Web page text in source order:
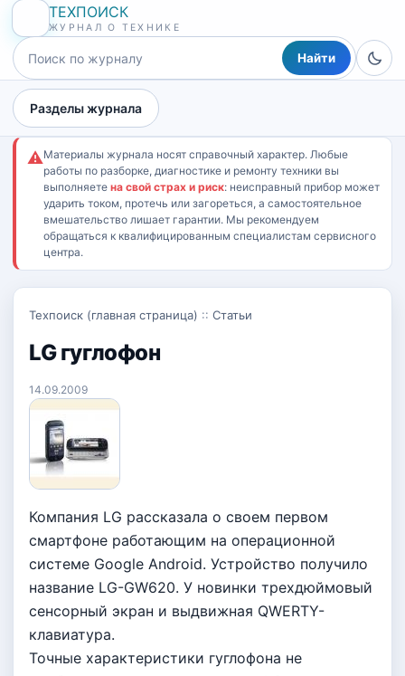
ТЕХПОИСК
ЖУРНАЛ О ТЕХНИКЕ
Найти
Разделы журнала
⚠Материалы журнала носят справочный характер. Любые
работы по разборке, диагностике и ремонту техники вы
выполняете на свой страх и риск: неисправный прибор может
ударить током, протечь или загореться, а самостоятельное
вмешательство лишает гарантии. Мы рекомендуем
обращаться к квалифицированным специалистам сервисного
центра.
Техпоиск (главная страница) :: Статьи
LG гуглофон
14.09.2009
Компания LG рассказала о своем первом
смартфоне работающим на операционной
системе Google Android. Устройство получило
название LG-GW620. У новинки трехдюймовый
сенсорный экран и выдвижная QWERTY-
клавиатура.
Точные характеристики гуглофона не